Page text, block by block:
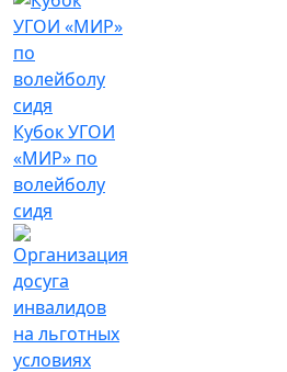
Кубок УГОИ
«МИР» по
волейболу
сидя